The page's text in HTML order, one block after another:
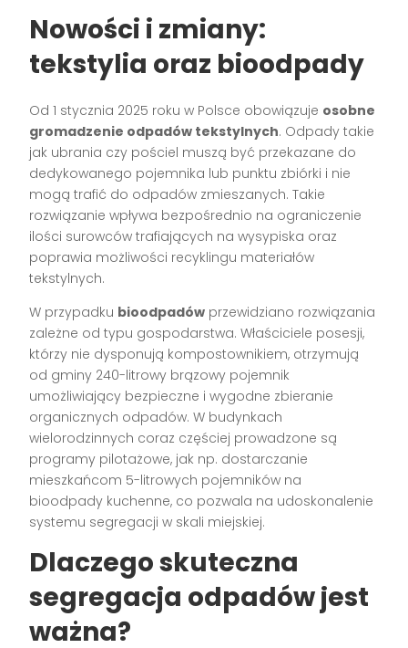
Nowości i zmiany:
tekstylia oraz bioodpady
Od 1 stycznia 2025 roku w Polsce obowiązuje osobne
gromadzenie odpadów tekstylnych. Odpady takie
jak ubrania czy pościel muszą być przekazane do
dedykowanego pojemnika lub punktu zbiórki i nie
mogą trafić do odpadów zmieszanych. Takie
rozwiązanie wpływa bezpośrednio na ograniczenie
ilości surowców trafiających na wysypiska oraz
poprawia możliwości recyklingu materiałów
tekstylnych.
W przypadku bioodpadów przewidziano rozwiązania
zależne od typu gospodarstwa. Właściciele posesji,
którzy nie dysponują kompostownikiem, otrzymują
od gminy 240-litrowy brązowy pojemnik
umożliwiający bezpieczne i wygodne zbieranie
organicznych odpadów. W budynkach
wielorodzinnych coraz częściej prowadzone są
programy pilotażowe, jak np. dostarczanie
mieszkańcom 5-litrowych pojemników na
bioodpady kuchenne, co pozwala na udoskonalenie
systemu segregacji w skali miejskiej.
Dlaczego skuteczna
segregacja odpadów jest
ważna?